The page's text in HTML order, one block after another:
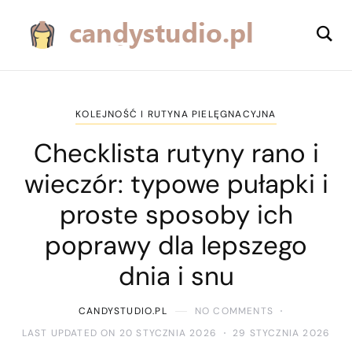
KOLEJNOŚĆ I RUTYNA PIELĘGNACYJNA
Checklista rutyny rano i
wieczór: typowe pułapki i
proste sposoby ich
poprawy dla lepszego
dnia i snu
CANDYSTUDIO.PL
NO COMMENTS
LAST UPDATED ON 20 STYCZNIA 2026
29 STYCZNIA 2026